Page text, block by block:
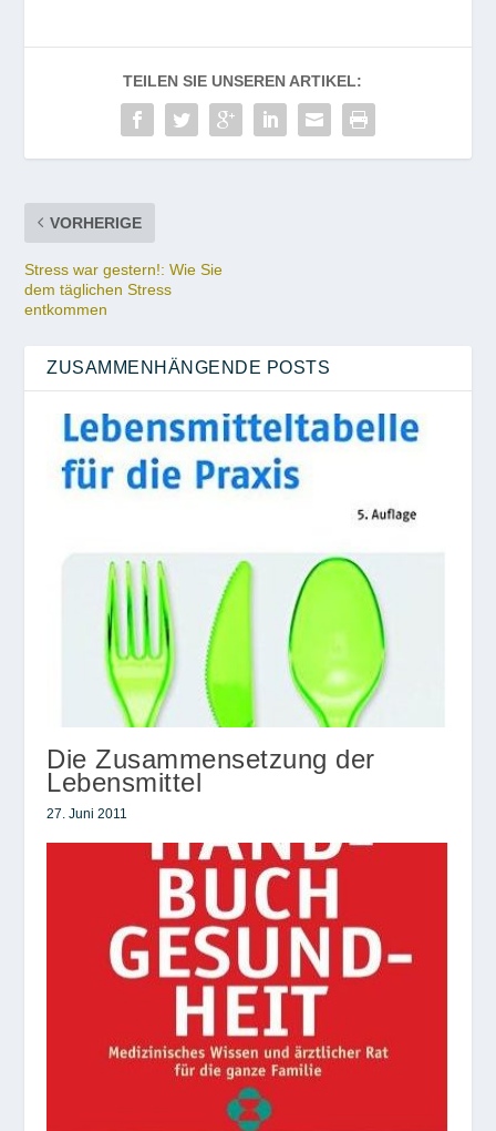
TEILEN SIE UNSEREN ARTIKEL:
VORHERIGE
Stress war gestern!: Wie Sie
dem täglichen Stress
entkommen
ZUSAMMENHÄNGENDE POSTS
Die Zusammensetzung der
Lebensmittel
27. Juni 2011